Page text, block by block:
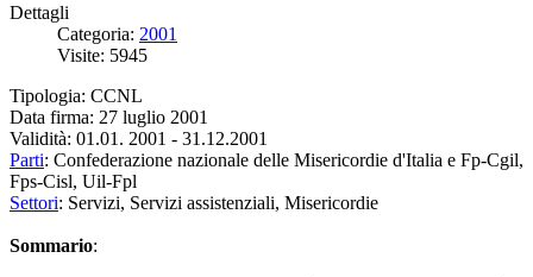
Dettagli
Categoria: 2001
Visite: 5945
Tipologia: CCNL
Data firma: 27 luglio 2001
Validità: 01.01. 2001 - 31.12.2001
Parti: Confederazione nazionale delle Misericordie d'Italia e Fp-Cgil,
Fps-Cisl, Uil-Fpl
Settori: Servizi, Servizi assistenziali, Misericordie
Sommario: